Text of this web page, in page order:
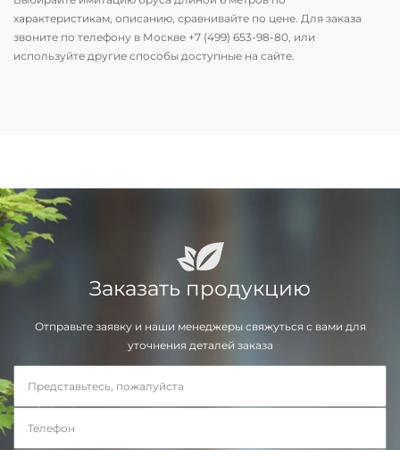
характеристикам, описанию, сравнивайте по цене. Для заказа
звоните по телефону в Москве +7 (499) 653-98-80 , или
используйте другие способы доступные на сайте.
Заказать продукцию
Отправьте заявку и наши менеджеры свяжуться с вами для
уточнения деталей заказа